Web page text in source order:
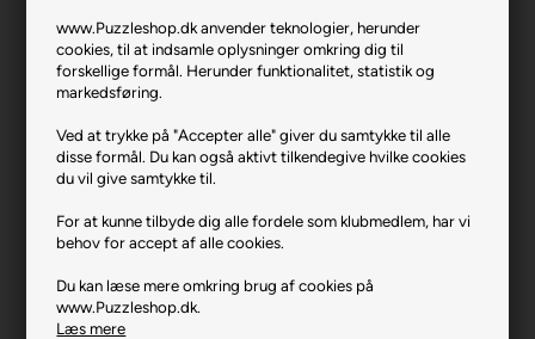
www.Puzzleshop.dk anvender teknologier, herunder
cookies, til at indsamle oplysninger omkring dig til
forskellige formål. Herunder funktionalitet, statistik og
markedsføring.
Ved at trykke på "Accepter alle" giver du samtykke til alle
disse formål. Du kan også aktivt tilkendegive hvilke cookies
du vil give samtykke til.
For at kunne tilbyde dig alle fordele som klubmedlem, har vi
behov for accept af alle cookies.
Du kan læse mere omkring brug af cookies på
www.Puzzleshop.dk.
Læs mere
Venetian Café.
Varenr.: 0221-3952
Antal brikker
2000
Længde i cm (ca.)
Bredde i cm (ca.)
66
Producentadresse